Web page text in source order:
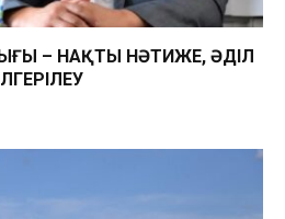
– НАҚТЫ НӘТИЖЕ, ӘДІЛ